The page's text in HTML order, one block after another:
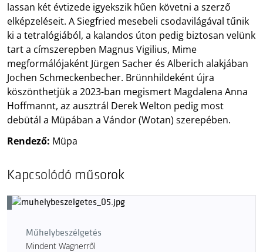
lassan két évtizede igyekszik hűen követni a szerző
elképzeléseit. A Siegfried mesebeli csodavilágával tűnik
ki a tetralógiából, a kalandos úton pedig biztosan velünk
tart a címszerepben Magnus Vigilius, Mime
megformálójaként Jürgen Sacher és Alberich alakjában
Jochen Schmeckenbecher. Brünnhildeként újra
köszönthetjük a 2023-ban megismert Magdalena Anna
Hoffmannt, az ausztrál Derek Welton pedig most
debütál a Müpában a Vándor (Wotan) szerepében.
Rendező: Müpa
Kapcsolódó műsorok
Műhelybeszélgetés
Mindent Wagnerről